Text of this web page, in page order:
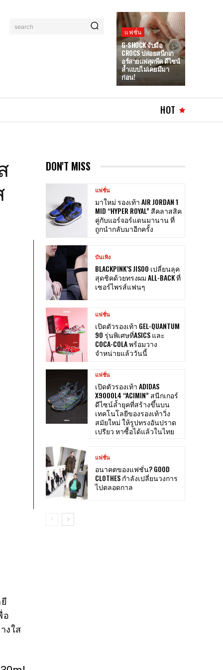
search
แฟชั่น
G-SHOCK จับมือ
CROCS ปล่อยสนีกเก
อร์สายแฟสุดพีค ดีไซน์
ล้ำแบบไม่เคยมีมา
ก่อน!
HOT
อ
งใส
DON'T MISS
แฟชั่น
มาใหม่ รองเท้า AIR JORDAN 1
MID “HYPER ROYAL” สีคลาสสิค
คู่กับแอร์จอร์แดนมานาน ที่
ถูกนำกลับมาอีกครั้ง
บันเทิง
BLACKPINK’S JISOO เปลี่ยนลุค
สุดชิคด้วยทรงผม ALL-BACK ที่
เซอร์ไพรส์แฟนๆ
แฟชั่น
เปิดตัวรองเท้า GEL-QUANTUM
90 รุ่นพิเศษที่ASICS และ
COCA-COLA พร้อมวาง
จำหน่ายแล้ววันนี้
แฟชั่น
เปิดตัวรองเท้า ADIDAS
X9000L4 “ACIMIN” สนีกเกอร์
ดีไซน์ล้ำยุคที่สร้างขึ้นบน
เทคโนโลยีของรองเท้าวิ่ง
สมัยใหม่ ให้รูปทรงอันปราด
เปรียว หาซื้อได้แล้วในไทย
แฟชั่น
อนาคตของแฟชั่น? GOOD
CLOTHES กำลังเปลี่ยนวงการ
ไปตลอดกาล